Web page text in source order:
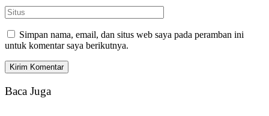
Simpan nama, email, dan situs web saya pada peramban ini
untuk komentar saya berikutnya.
Baca Juga